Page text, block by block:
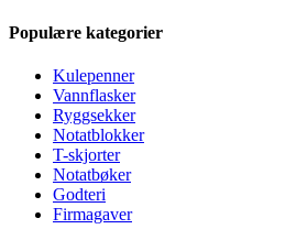
Populære kategorier
Kulepenner
Vannflasker
Ryggsekker
Notatblokker
T-skjorter
Notatbøker
Godteri
Firmagaver